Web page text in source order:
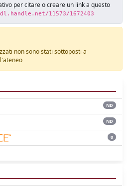
per citare o creare un link a questo
11573/1672403
non sono stati sottoposti a
ND
ND
0